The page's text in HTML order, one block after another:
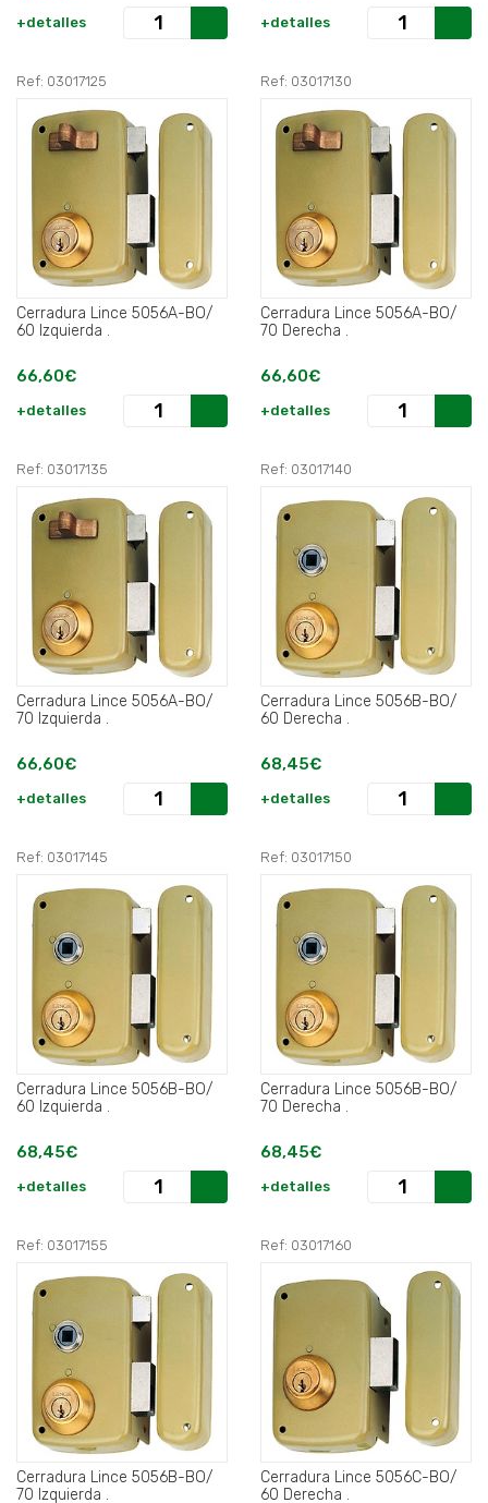
+detalles +detalles
Ref: 03017125
Cerradura Lince 5056A-BO/
60 Izquierda .
66,60€
+detalles
Ref: 03017130
Cerradura Lince 5056A-BO/
70 Derecha .
66,60€
+detalles
Ref: 03017135
Cerradura Lince 5056A-BO/
70 Izquierda .
66,60€
+detalles
Ref: 03017140
Cerradura Lince 5056B-BO/
60 Derecha .
68,45€
+detalles
Ref: 03017145
Cerradura Lince 5056B-BO/
60 Izquierda .
68,45€
+detalles
Ref: 03017150
Cerradura Lince 5056B-BO/
70 Derecha .
68,45€
+detalles
Ref: 03017155
Cerradura Lince 5056B-BO/
70 Izquierda .
Ref: 03017160
Cerradura Lince 5056C-BO/
60 Derecha .